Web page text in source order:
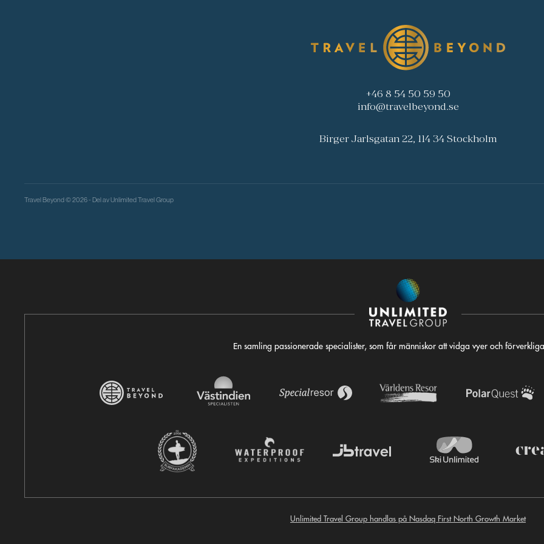
+46 8 54 50 59 50
info@travelbeyond.se
Birger Jarlsgatan 22, 114 34 Stockholm
Travel Beyond © 2026 - Del avUnlimited Travel Group
En samling passionerade specialister, som får människor att vidga vyer och
Unlimited Travel Group handlas på Nasdaq First North Growth Market